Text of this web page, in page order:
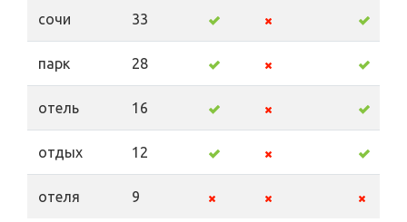
сочи 33
парк 28
отель 16
отдых 12
отеля 9